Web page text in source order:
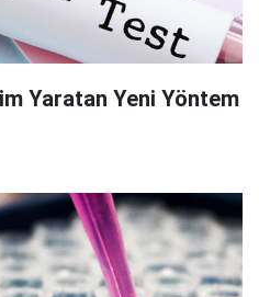
Yaratan Yeni Yöntem